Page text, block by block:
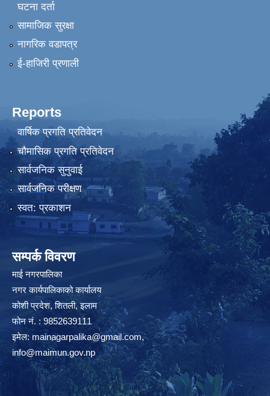
घटना दर्ता
सामाजिक सुरक्षा
नागरिक वडापत्र
ई-हाजिरी प्रणाली
Reports
वार्षिक प्रगति प्रतिवेदन
चौमासिक प्रगति प्रतिवेदन
सार्वजनिक सुनुवाई
सार्वजनिक परीक्षण
स्वत: प्रकाशन
सम्पर्क विवरण
माई नगरपालिका
नगर कार्यपालिकाको कार्यालय
कोशी प्रदेश, शितली, इलाम
फोन नं. : 9852639111
इमेल:mainagarpalika@gmail.com,
info@maimun.gov.np